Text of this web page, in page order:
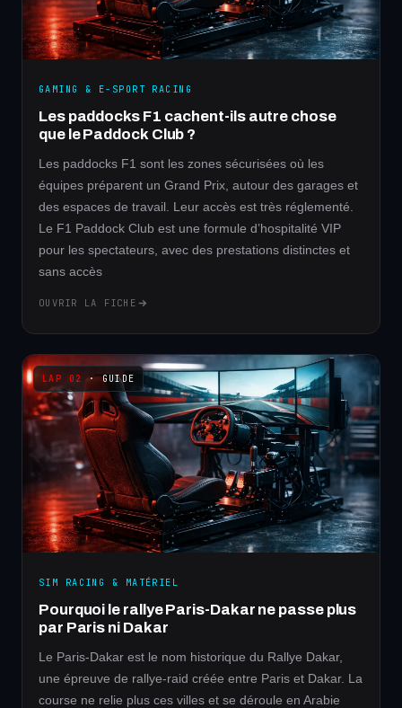
GAMING & E-SPORT RACING
Les paddocks F1 cachent-ils autre chose
que le Paddock Club ?
Les paddocks F1 sont les zones sécurisées où les
équipes préparent un Grand Prix, autour des garages et
des espaces de travail. Leur accès est très réglementé.
Le F1 Paddock Club est une formule d’hospitalité VIP
pour les spectateurs, avec des prestations distinctes et
sans accès
OUVRIR LA FICHE
· GUIDE
SIM RACING & MATÉRIEL
Pourquoi le rallye Paris-Dakar ne passe plus
par Paris ni Dakar
Le Paris-Dakar est le nom historique du Rallye Dakar,
une épreuve de rallye-raid créée entre Paris et Dakar. La
course ne relie plus ces villes et se déroule en Arabie